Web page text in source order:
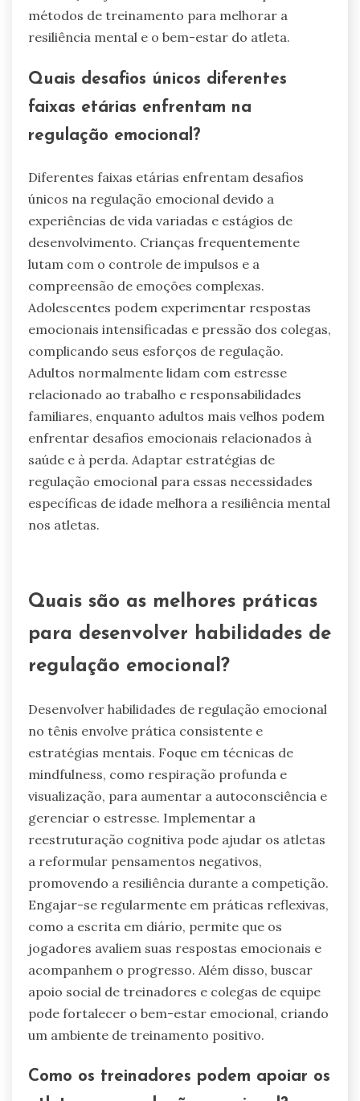
estabilidade emocional, permitindo que os
atletas naveguem em situações de alta pressão
jogadores?
significativamente as respostas emocionais nos
jogadores ao moldar suas percepções e
mecanismos de enfrentamento. Por exemplo,
jogadores de culturas coletivistas podem
priorizar a harmonia da equipe, afetando sua
regulação emocional durante as competições.
Em contraste, culturas individualistas
frequentemente enfatizam a realização pessoal,
aumentadas sob pressão. Compreender essas
diferenças ajuda os treinadores a adaptar
resiliência mental e o bem-estar do atleta.
Quais desafios únicos diferentes
Diferentes faixas etárias enfrentam desafios
únicos na regulação emocional devido a
experiências de vida variadas e estágios de
desenvolvimento. Crianças frequentemente
compreensão de emoções complexas.
Adolescentes podem experimentar respostas
emocionais intensificadas e pressão dos colegas,
complicando seus esforços de regulação.
Adultos normalmente lidam com estresse
relacionado ao trabalho e responsabilidades
familiares, enquanto adultos mais velhos podem
enfrentar desafios emocionais relacionados à
saúde e à perda. Adaptar estratégias de
regulação emocional para essas necessidades
específicas de idade melhora a resiliência mental
nos atletas.